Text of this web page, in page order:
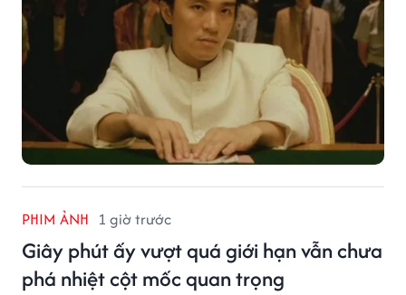
PHIM ẢNH 1 giờ trước
Giây phút ấy vượt quá giới hạn vẫn chưa
phá nhiệt cột mốc quan trọng